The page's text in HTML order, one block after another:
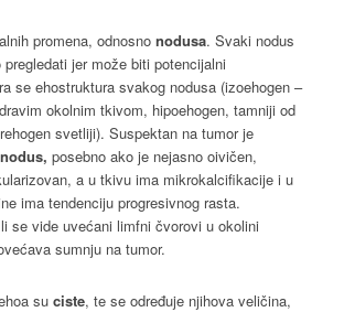
promena, odnosnonodusa. Svaki nodus
pregledati jer može biti potencijalni
se ehostruktura svakog nodusa (izoehogen –
okolnim tkivom, hipoehogen, tamniji od
svetliji). Suspektan na tumor je
posebno ako je nejasno oivičen,
a u tkivu ima mikrokalcifikacije i u
ima tendenciju progresivnog rasta.
se vide uvećani limfni čvorovi u okolini
sumnju na tumor.
su ciste, te se određuje njihova veličina,